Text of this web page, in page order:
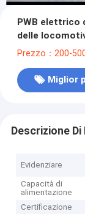
PWB elettrico
delle
saldatrici
Prezzo：200-
Miglior
Descrizione
Evidenziare
Capacità di
alimentazione
Certificazione